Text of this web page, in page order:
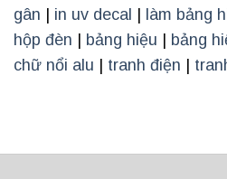
gân
in uv decal làm bảng
hộp đèn
bảng hiệu bảng
chữ nổi alu
tranh điện